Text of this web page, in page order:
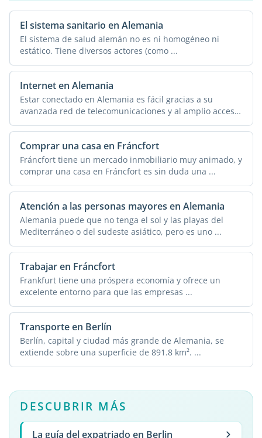
El sistema sanitario en Alemania
El sistema de salud alemán no es ni homogéneo ni
estático. Tiene diversos actores (como ...
Internet en Alemania
Estar conectado en Alemania es fácil gracias a su
avanzada red de telecomunicaciones y al amplio acceso
a ...
Comprar una casa en Fráncfort
Fráncfort tiene un mercado inmobiliario muy animado, y
comprar una casa en Fráncfort es sin duda una ...
Atención a las personas mayores en Alemania
Alemania puede que no tenga el sol y las playas del
Mediterráneo o del sudeste asiático, pero es uno ...
Trabajar en Fráncfort
Frankfurt tiene una próspera economía y ofrece un
excelente entorno para que las empresas ...
Transporte en Berlín
Berlín, capital y ciudad más grande de Alemania, se
extiende sobre una superficie de 891.8 km². ...
DESCUBRIR MÁS
La guía del expatriado en Berlin